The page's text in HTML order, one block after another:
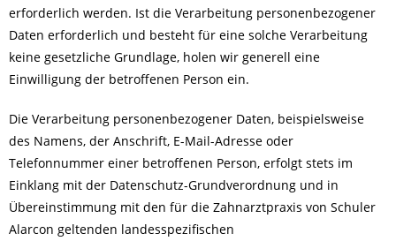
erforderlich werden. Ist die Verarbeitung personenbezogener
Daten erforderlich und besteht für eine solche Verarbeitung
keine gesetzliche Grundlage, holen wir generell eine
Einwilligung der betroffenen Person ein.
Die Verarbeitung personenbezogener Daten, beispielsweise
des Namens, der Anschrift, E-Mail-Adresse oder
Telefonnummer einer betroffenen Person, erfolgt stets im
Einklang mit der Datenschutz-Grundverordnung und in
Übereinstimmung mit den für die Zahnarztpraxis von Schuler
Alarcon geltenden landesspezifischen